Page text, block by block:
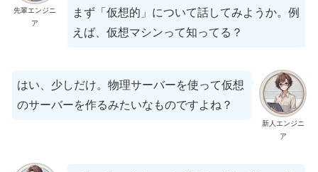
先輩エンジニ
ア
まず「仮想的」について話してみようか。例
えば、仮想マシンって知ってる？
新人エンジニ
ア
はい、少しだけ。物理サーバーを使って仮想
のサーバーを作るみたいなものですよね？